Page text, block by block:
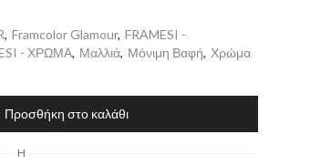
, Framcolor Glamour, FRAMESI -
- ΧΡΩΜΑ, Μαλλιά, Μόνιμη Βαφή, Χρώμα
Προσθήκη στο καλάθι
H